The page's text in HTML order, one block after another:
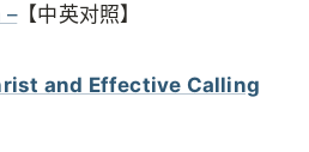
–【中英对照】
and Effective Calling